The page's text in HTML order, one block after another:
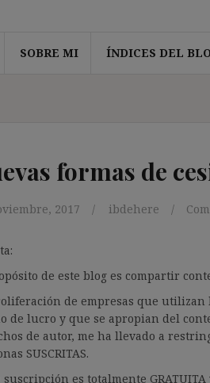
SOBRE MI ÍNDICES DEL
formas de
2017 ibdehere
de este blog es compartir
de empresas que
de lucro y que se apropian del
de autor, me ha llevado a
SUSCRITAS.
suscripción es totalmente